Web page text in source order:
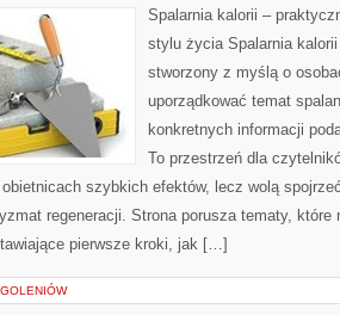
Spalarnia kalorii –
stylu życia Spalarnia
stworzony z myślą o
uporządkować temat
konkretnych informacji
To przestrzeń dla
obietnicach szybkich efektów, lecz wolą
regeneracji. Strona porusza tematy, które
pierwsze kroki, jak […]
GOLENIÓW